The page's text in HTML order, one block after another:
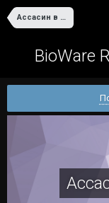
Ассасин в белом халате
BioWare